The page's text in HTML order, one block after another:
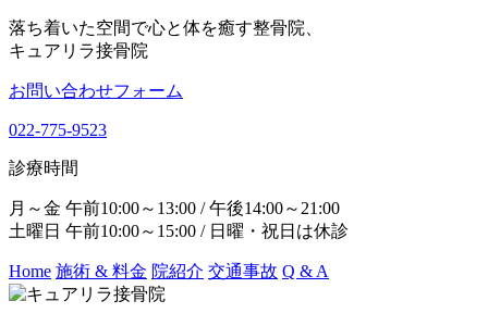
落ち着いた空間で心と体を癒す整骨院、
キュアリラ接骨院
お問い合わせフォーム
022-775-9523
診療時間
月～金 午前10:00～13:00 / 午後14:00～21:00
土曜日 午前10:00～15:00 / 日曜・祝日は休診
Home 施術 & 料金 院紹介 交通事故 Q & A